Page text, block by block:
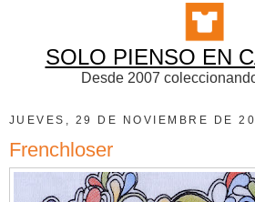
SOLO PIENSO EN
Desde 2007
JUEVES, 29 DE NOVIEMBRE DE
Frenchloser